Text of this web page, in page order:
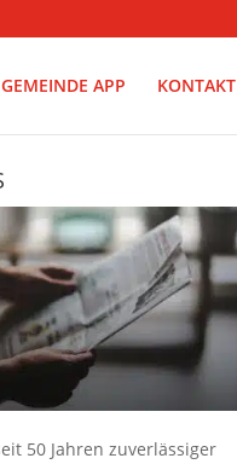
GEMEINDE APP KONTAKT
50 Jahren zuverlässiger